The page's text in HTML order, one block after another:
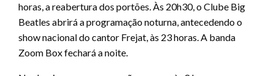
horas, a reabertura dos portões. Às 20h30, o Clube Big
Beatles abrirá a programação noturna, antecedendo o
show nacional do cantor Frejat, às 23 horas. A banda
Zoom Box fechará a noite.